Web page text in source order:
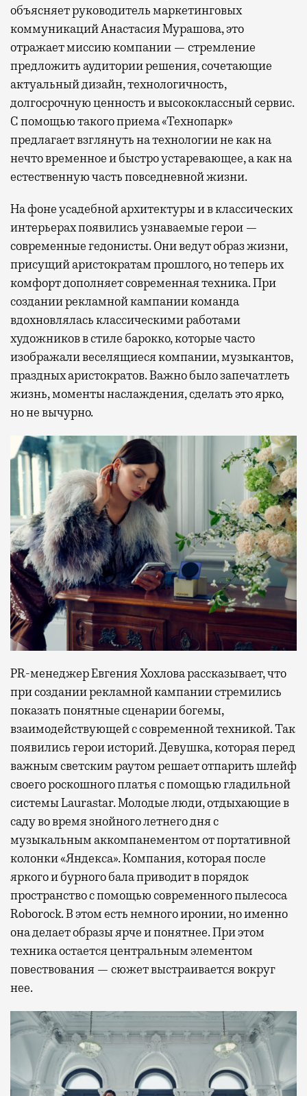
объясняет руководитель маркетинговых
коммуникаций Анастасия Мурашова, это
отражает миссию компании — стремление
предложить аудитории решения, сочетающие
актуальный дизайн, технологичность,
долгосрочную ценность и высококлассный сервис.
С помощью такого приема «Технопарк»
предлагает взглянуть на технологии не как на
нечто временное и быстро устаревающее, а как на
естественную часть повседневной жизни.
На фоне усадебной архитектуры и в классических
интерьерах появились узнаваемые герои —
современные гедонисты. Они ведут образ жизни,
присущий аристократам прошлого, но теперь их
комфорт дополняет современная техника. При
создании рекламной кампании команда
вдохновлялась классическими работами
художников в стиле барокко, которые часто
изображали веселящиеся компании, музыкантов,
праздных аристократов. Важно было запечатлеть
жизнь, моменты наслаждения, сделать это ярко,
но не вычурно.
PR-менеджер Евгения Хохлова рассказывает, что
при создании рекламной кампании стремились
показать понятные сценарии богемы,
взаимодействующей с современной техникой. Так
появились герои историй. Девушка, которая перед
важным светским раутом решает отпарить шлейф
своего роскошного платья с помощью гладильной
системы Laurastar. Молодые люди, отдыхающие в
саду во время знойного летнего дня с
музыкальным аккомпанементом от портативной
колонки «Яндекса». Компания, которая после
яркого и бурного бала приводит в порядок
пространство с помощью современного пылесоса
Roborock. В этом есть немного иронии, но именно
она делает образы ярче и понятнее. При этом
техника остается центральным элементом
повествования — сюжет выстраивается вокруг
нее.